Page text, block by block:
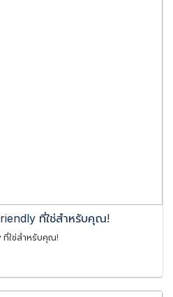
ที่ใช่สำหรับคุณ!
ที่ใช่สำหรับคุณ!